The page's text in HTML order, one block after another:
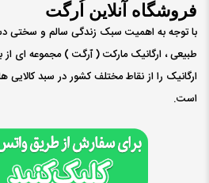
فروشگاه آنلاین اُرگت
با توجه به اهمیت سبک زندگی سالم و سختی
طبیعی ، ارگانیک مارکت ( ٱرگت ) مجموعه ای
ارگانیک را از نقاط مختلف کشور در سبد
است.